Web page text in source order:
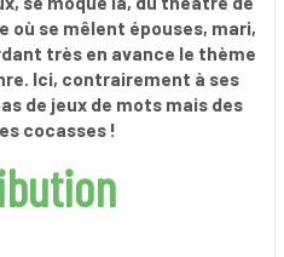
où se mêlent épouses, mari,
très en avance le thème
Ici, contrairement à ses
de jeux de mots mais des
cocasses !